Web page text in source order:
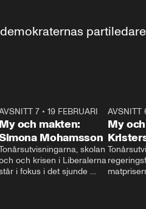
24:30
7• 19 FEBRUARI
My och makten:
Mohamsson
skolan
och krisen i Liberalerna
i fokus i det sjunde
AVSNITT
My